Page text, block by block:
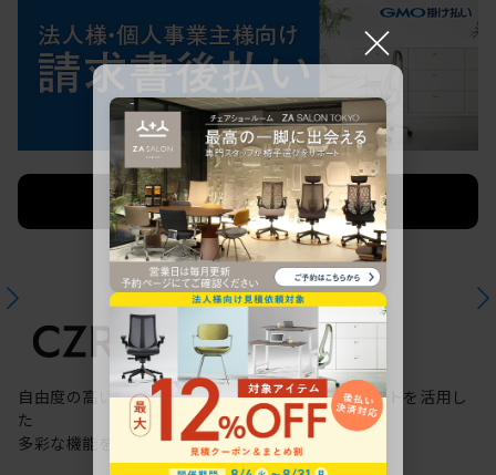
法人限定 お見積り
ご希望に応じて承ります。
自由度の高いケーブリング機能と配線ダクトスリットを活用し
た
多彩な機能を備えた次世代のスタンダードデスク
×